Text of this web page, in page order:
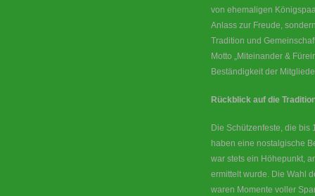
von ehemaligen
Anlass zur Freude,
Tradition und
Motto „Miteinander &
Beständigkeit der
Rückblick auf die
Die Schützenfeste, die bis
haben eine nostalgische
war stets ein Höhepunkt,
ermittelt wurde. Die Wahl
waren Momente voller